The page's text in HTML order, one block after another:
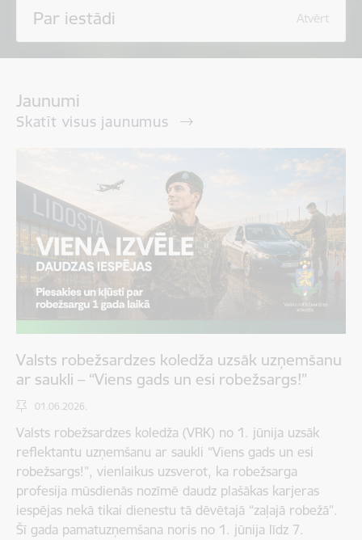
Par iestādi Atvērt
Jaunumi
Skatīt visus jaunumus
Valsts robežsardzes koledža uzsāk uzņemšanu
ar saukli – “Viens gads un esi robežsargs!”
01.06.2026.
Valsts robežsardzes koledža (VRK) no 1. jūnija uzsāk
reflektantu uzņemšanu ar saukli “Viens gads un esi
robežsargs!”, vienlaikus uzsverot, ka robežsarga
profesija mūsdienās nozīmē daudz plašākas karjeras
iespējas nekā tikai dienestu tā dēvētajā “zaļajā robežā”.
Šī gada pamatuzņemšana noris no 1. jūnija līdz 7.